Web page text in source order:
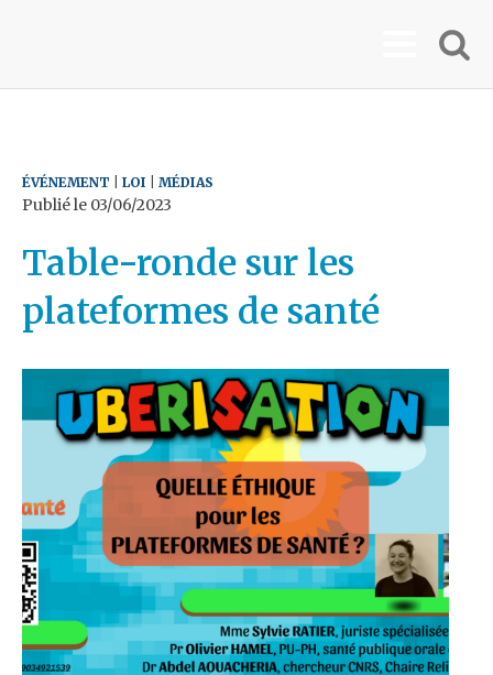
ÉVÉNEMENT LOI MÉDIAS
Publié le 03/06/2023
Table-ronde sur les
plateformes de santé